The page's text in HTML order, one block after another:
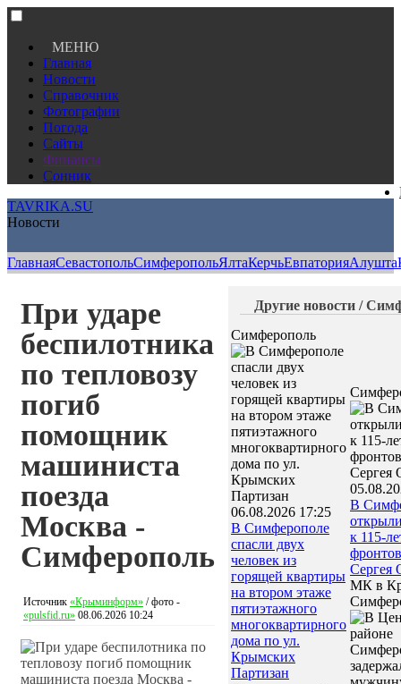
МЕНЮ
Главная
Новости
Справочник
Фотографии
Погода
Сайты
Финансы
Сонник
TAVRIKA.SU
Новости
ГлавнаяСевастопольСимферопольЯлтаКерчьЕвпаторияАлушта
При ударе
беспилотника
по тепловозу
погиб
помощник
машиниста
поезда
Москва -
Симферополь
Источник «Крыминформ» / фото -
«pulsfid.ru» 08.06.2026 10:24
Другие новости /
Симферополь
06.08.2026 17:25
В Симферополе
спасли двух
человек из
горящей квартиры
на втором этаже
пятиэтажного
многоквартирного
дома по ул.
Крымских
Партизан
В
к 115-
Сергея
МК в